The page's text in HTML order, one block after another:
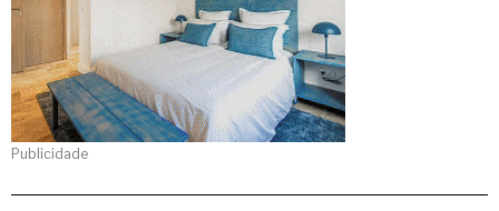
Publicidade